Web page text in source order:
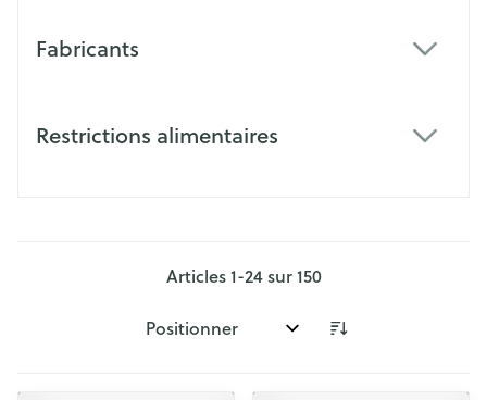
Fabricants
Restrictions alimentaires
Articles1-24sur150
Trier par: